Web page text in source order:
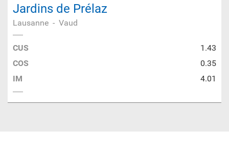
Jardins de Prélaz
Lausanne - Vaud
CUS
1.43
COS
0.35
IM
4.01